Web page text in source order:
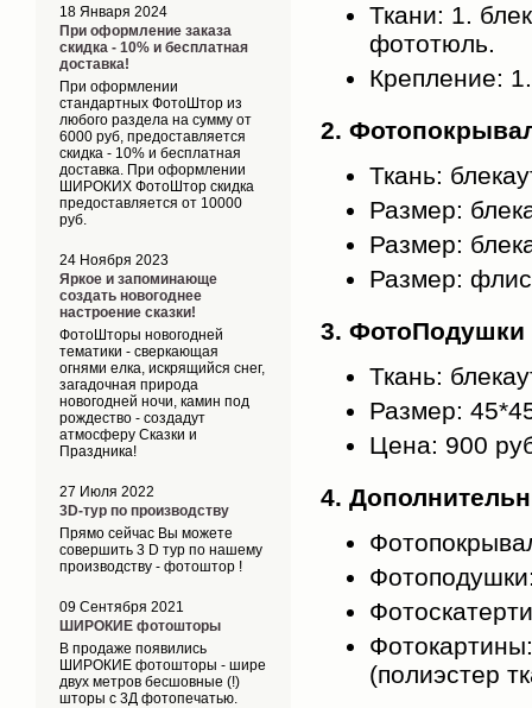
18 Января 2024
При оформление заказа
скидка - 10% и бесплатная
доставка!
При оформлении
стандартных ФотоШтор из
любого раздела на сумму от
6000 руб, предоставляется
скидка - 10% и бесплатная
доставка. При оформлении
ШИРОКИХ ФотоШтор скидка
предоставляется от 10000
руб.
24 Ноября 2023
Яркое и запоминающе
создать новогоднее
настроение сказки!
ФотоШторы новогодней
тематики - сверкающая
огнями елка, искрящийся снег,
загадочная природа
новогодней ночи, камин под
рождество - создадут
атмосферу Сказки и
Праздника!
27 Июля 2022
3D-тур по производству
Прямо сейчас Вы можете
совершить 3 D тур по нашему
производству - фотоштор !
09 Сентября 2021
ШИРОКИЕ фотошторы
В продаже появились
ШИРОКИЕ фотошторы - шире
двух метров бесшовные (!)
шторы с 3Д фотопечатью.
Ткани: 1.
фототюль.
Крепление:
2.
Ткань:
Размер:
Размер:
Размер:
3. ФотоПодушки
Ткань:
Размер:
Цена: 900
4.
(полиэстер